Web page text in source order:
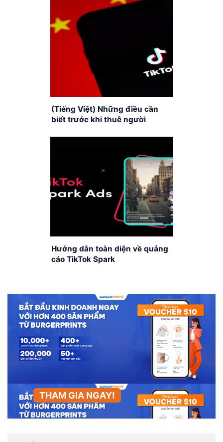
(Tiếng Việt) Những điều cần
biết trước khi thuê người
Hướng dẫn toàn diện về quảng
cáo TikTok Spark
THAM GIA NGAY!